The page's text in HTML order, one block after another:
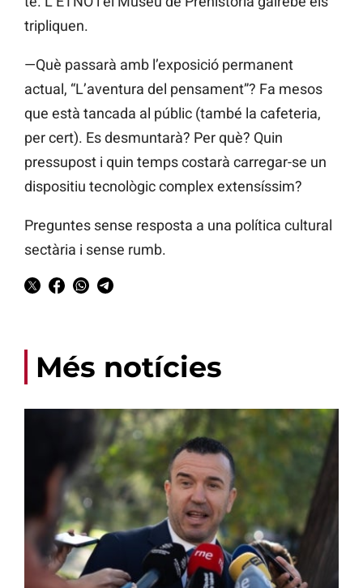
tripliquen.
—Què passarà amb l’exposició permanent
actual, “L’aventura del pensament”? Fa mesos
que està tancada al públic (també la cafeteria,
per cert). Es desmuntarà? Per què? Quin
pressupost i quin temps costarà carregar-se un
dispositiu tecnològic complex extensíssim?
Preguntes sense resposta a una política cultural
sectària i sense rumb.
Més notícies